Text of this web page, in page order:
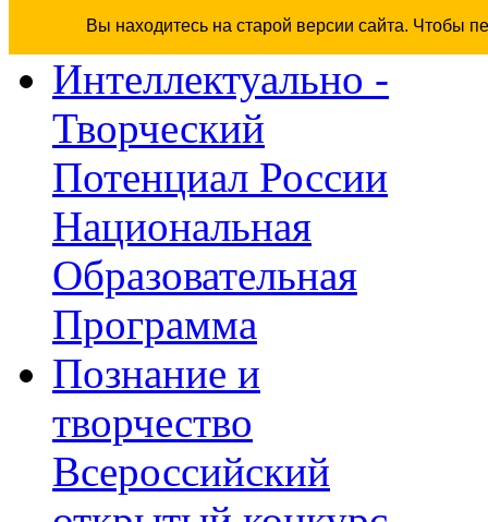
Вы находитесь на старой версии сайта. Чтобы
Интеллектуально -
Творческий
Потенциал России
Национальная
Образовательная
Программа
Познание и
творчество
Всероссийский